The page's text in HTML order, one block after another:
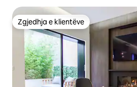
Zgjedhja e klientëve
Zgjedhja e klientëve